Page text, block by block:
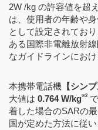
2W /kg の許容値を超
は、使用者の年齢や
として設定されてお
ある国際非電離放射
なガイドラインにおけ
本携帯電話機 【シン
大値は 0.764 W/kg※2
着した場合のSARの
国が定めた方法に従